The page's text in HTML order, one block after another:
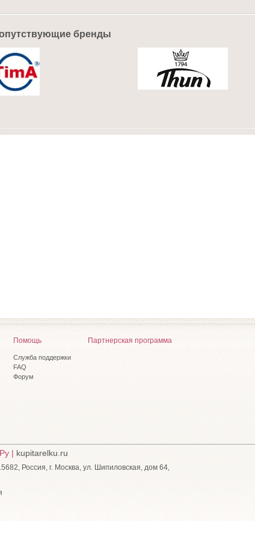
бренды
Помощь
Служба поддержки
FAQ
Форум
Партнерская программа
| kupitarelku.ru
Россия, г. Москва, ул. Шипиловская, дом 64,